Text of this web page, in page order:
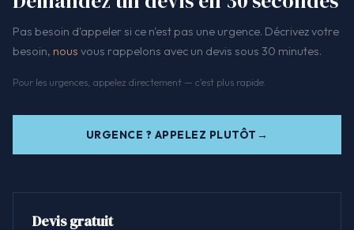
Pas besoin d'appeler si ce n'est pas une urgence. Décrivez votre
besoin, nous vous rappelons avec un devis sous 30 minutes.
Pour les urgences, appelez directement — c'est plus rapide.
URGENCE ? APPELEZ PLUTÔT
Devis gratuit